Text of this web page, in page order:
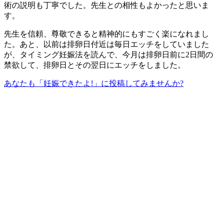
術の説明も丁寧でした。先生との相性もよかったと思いま
す。
先生を信頼、尊敬できると精神的にもすごく楽になれまし
た。あと、以前は排卵日付近は毎日エッチをしていました
が、タイミング妊娠法を読んで、今月は排卵日前に2日間の
禁欲して、排卵日とその翌日にエッチをしました。
あなたも「妊娠できたよ!」に投稿してみませんか?